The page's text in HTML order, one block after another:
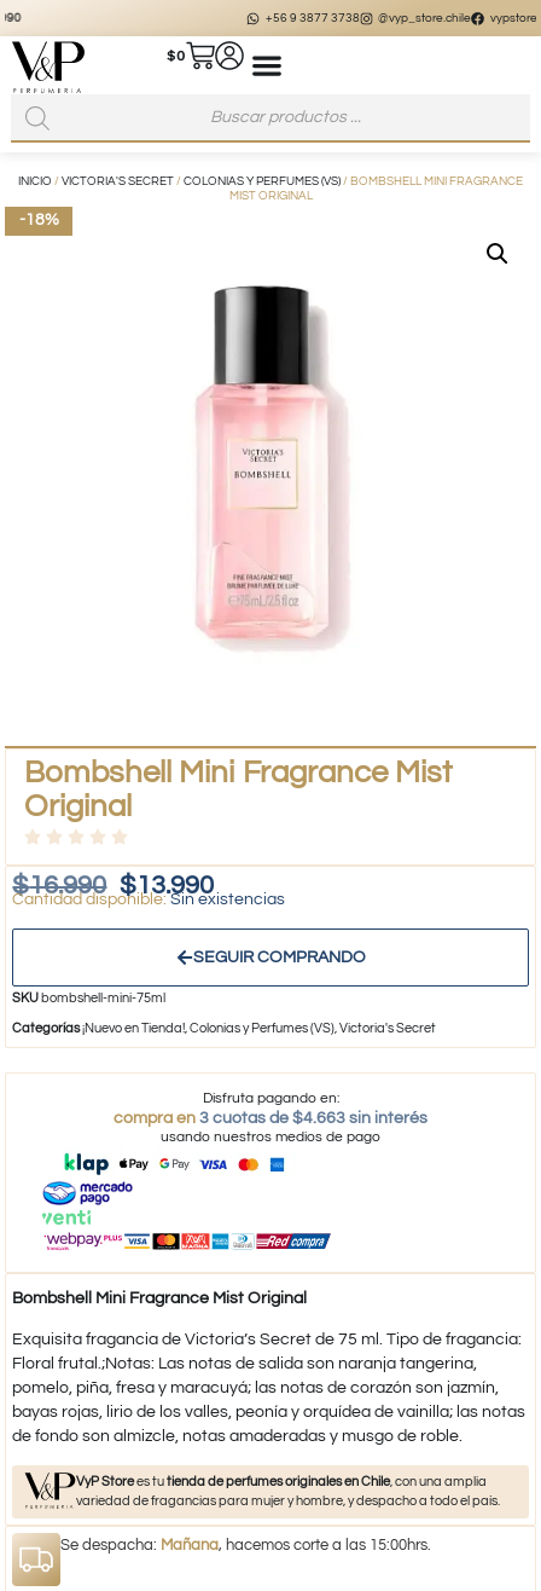
@vyp_store.chile vypstore.cl
$0
INICIO / VICTORIA'S SECRET / COLONIAS Y PERFUMES (VS) / BOMBSHELL MINI FRAGRANCE
MIST ORIGINAL
-18%
Bombshell Mini Fragrance Mist
Original
$16.990 $13.990
Sin existencias
SEGUIR COMPRANDO
SKU bombshell-mini-75ml
Categorías¡Nuevo en Tienda!,Colonias y Perfumes (VS),Victoria's Secret
Disfruta pagando en:
compra en 3 cuotas de $4.663 sin interés
usando nuestros medios de pago
Bombshell Mini Fragrance Mist Original
Exquisita fragancia de Victoria’s Secret de 75 ml. Tipo de fragancia:
Floral frutal.;Notas: Las notas de salida son naranja tangerina,
pomelo, piña, fresa y maracuyá; las notas de corazón son jazmín,
bayas rojas, lirio de los valles, peonía y orquídea de vainilla; las notas
de fondo son almizcle, notas amaderadas y musgo de roble.
VyP Storees tutienda de perfumes originales en Chile, con una amplia
variedad de fragancias para mujer y hombre, y despacho a todo el país.
Se despacha: Mañana, hacemos corte a las 15:00hrs.